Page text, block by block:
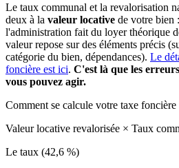
Le taux communal et la revalorisation
deux à la valeur locative de votre bien
l'administration fait du loyer théorique
valeur repose sur des éléments précis
catégorie du bien, dépendances). Le
foncière est ici. C'est là que les
vous pouvez agir.
Comment se calcule votre taxe foncière
Valeur locative revalorisée × Taux
Le taux (42,6 %)